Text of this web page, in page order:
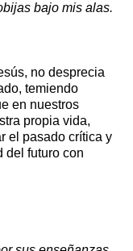
bajo mis alas.
no desprecia
temiendo
en nuestros
propia vida,
el pasado crítica y
del futuro con